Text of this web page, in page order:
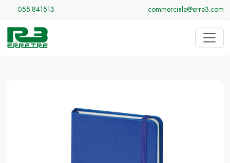
055.841513 commerciale@erre3.com